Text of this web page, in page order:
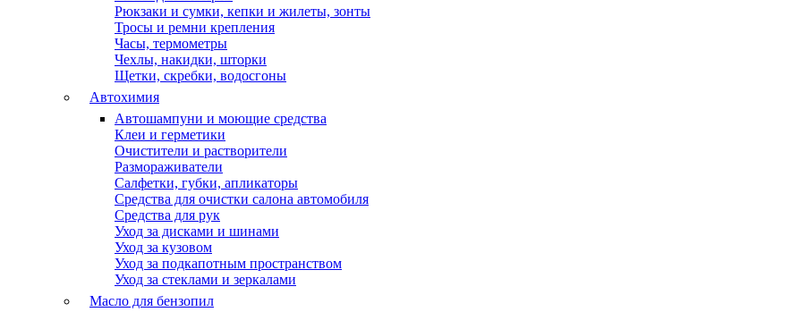
Рюкзаки и сумки, кепки и жилеты, зонты
Тросы и ремни крепления
Часы, термометры
Чехлы, накидки, шторки
Щетки, скребки, водосгоны
Автохимия
Автошампуни и моющие средства
Клеи и герметики
Очистители и растворители
Размораживатели
Салфетки, губки, апликаторы
Средства для очистки салона автомобиля
Средства для рук
Уход за дисками и шинами
Уход за кузовом
Уход за подкапотным пространством
Уход за стеклами и зеркалами
Масло для бензопил